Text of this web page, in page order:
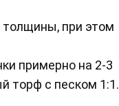
толщины, при этом
примерно на 2-3
торф с песком 1:1.